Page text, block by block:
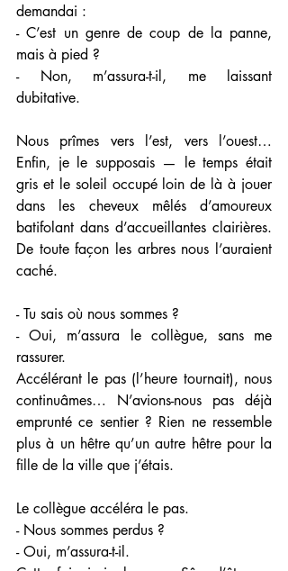
demandai :
- C’est un genre de coup de la panne,
mais à pied ?
- Non, m’assura-t-il, me laissant
dubitative.
Nous prîmes vers l’est, vers l’ouest…
Enfin, je le supposais — le temps était
gris et le soleil occupé loin de là à jouer
dans les cheveux mêlés d’amoureux
batifolant dans d’accueillantes clairières.
De toute façon les arbres nous l’auraient
caché.
- Tu sais où nous sommes ?
- Oui, m’assura le collègue, sans me
rassurer.
Accélérant le pas (l’heure tournait), nous
continuâmes… N’avions-nous pas déjà
emprunté ce sentier ? Rien ne ressemble
plus à un hêtre qu’un autre hêtre pour la
fille de la ville que j’étais.
Le collègue accéléra le pas.
- Nous sommes perdus ?
- Oui, m’assura-t-il.